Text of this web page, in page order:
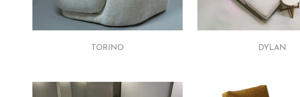
TORINO DYLAN